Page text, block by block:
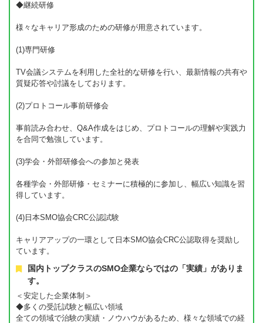
◆継続研修
様々なキャリア形成のための研修が用意されています。
(1)専門研修
TV会議システムを利用した全社的な研修を行い、最新情報の共有や
質疑応答や討議をしております。
(2)プロトコール事前研修会
事前読み合わせ、Q&A作成をはじめ、プロトコールの理解や実践力
を合同で勉強しています。
(3)学会・外部研修会への参加と発表
各種学会・外部研修・セミナーに積極的に参加し、幅広い知識を習
得しています。
(4)日本SMO協会CRC公認試験
キャリアアップの一環として日本SMO協会CRC公認取得を奨励し
ています。
国内トップクラスのSMO企業ならではの「実績」がありま
す。
＜安定した企業体制＞
◆多くの受託試験と幅広い領域
全ての領域で治験の実績・ノウハウがあるため、様々な領域での経